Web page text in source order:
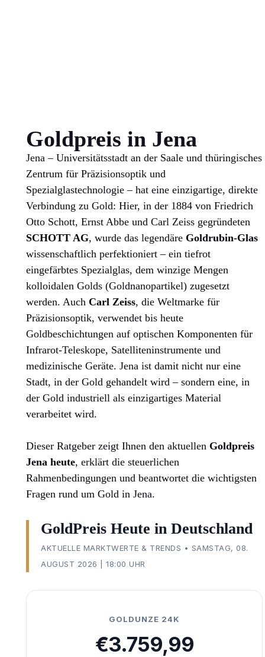
Goldpreis in Jena
Jena – Universitätsstadt an der Saale und thüringisches
Zentrum für Präzisionsoptik und
Spezialglastechnologie – hat eine einzigartige, direkte
Verbindung zu Gold: Hier, in der 1884 von Friedrich
Otto Schott, Ernst Abbe und Carl Zeiss gegründeten
SCHOTT AG, wurde das legendäre Goldrubin-Glas
wissenschaftlich perfektioniert – ein tiefrot
eingefärbtes Spezialglas, dem winzige Mengen
kolloidalen Golds (Goldnanopartikel) zugesetzt
werden. Auch Carl Zeiss, die Weltmarke für
Präzisionsoptik, verwendet bis heute
Goldbeschichtungen auf optischen Komponenten für
Infrarot-Teleskope, Satelliteninstrumente und
medizinische Geräte. Jena ist damit nicht nur eine
Stadt, in der Gold gehandelt wird – sondern eine, in
der Gold industriell als einzigartiges Material
verarbeitet wird.
Dieser Ratgeber zeigt Ihnen den aktuellen Goldpreis
Jena heute, erklärt die steuerlichen
Rahmenbedingungen und beantwortet die wichtigsten
Fragen rund um Gold in Jena.
GoldPreis Heute in Deutschland
AKTUELLE MARKTWERTE & TRENDS • SAMSTAG, 08.
AUGUST 2026 | 18:00 UHR
GOLDUNZE 24K
€3.759,99